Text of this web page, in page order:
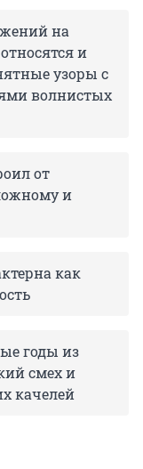
на
и
узоры с
волнистых
от
и
как
годы из
смех и
качелей